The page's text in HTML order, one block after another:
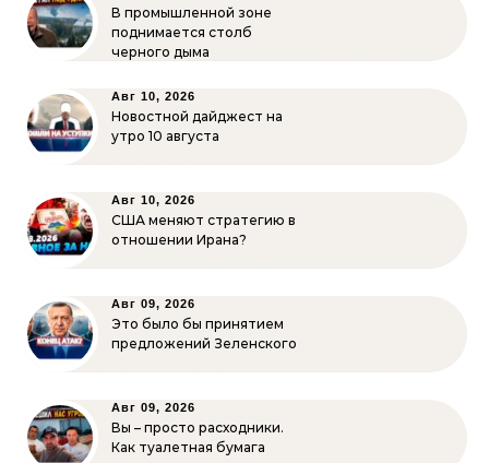
В промышленной зоне
поднимается столб
черного дыма
Авг 10, 2026
Новостной дайджест на
утро 10 августа
Авг 10, 2026
США меняют стратегию в
отношении Ирана?
Авг 09, 2026
Это было бы принятием
предложений Зеленского
Авг 09, 2026
Вы – просто расходники.
Как туалетная бумага